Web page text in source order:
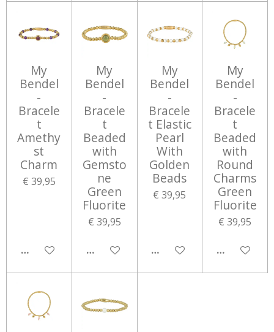
My
Bendel
-
Bracele
t
Amethy
st
Charm
€ 39,95
IN WINKELWAGEN
My
Bendel
-
Bracele
t
Beaded
with
Gemsto
ne
Green
Fluorite
€ 39,95
IN WINKELWAGEN
My
Bendel
-
Bracele
t Elastic
Pearl
With
Golden
Beads
€ 39,95
IN WINKELWAGEN
My
Bendel
-
Bracele
t
Beaded
with
Round
Charms
Green
Fluorite
€ 39,95
IN